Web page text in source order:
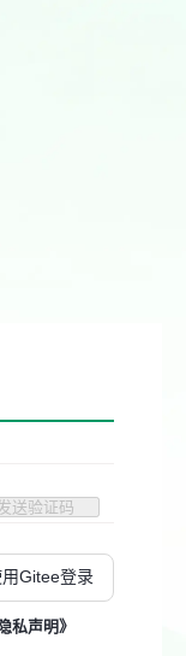
送验证码
Gitee登录
私声明》